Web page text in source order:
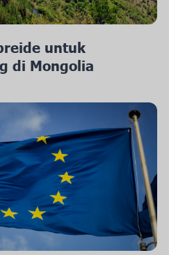
untuk
di Mongolia